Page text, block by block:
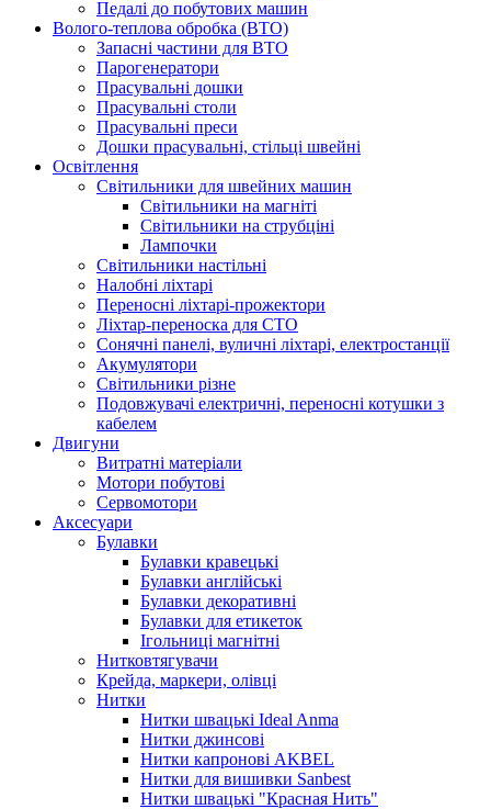
Педалі до побутових машин
Волого-теплова обробка (ВТО)
Запасні частини для ВТО
Парогенератори
Прасувальні дошки
Прасувальні столи
Прасувальні преси
Дошки прасувальні, стільці швейні
Освітлення
Світильники для швейних машин
Світильники на магніті
Світильники на струбціні
Лампочки
Світильники настільні
Налобні ліхтарі
Переносні ліхтарі-прожектори
Ліхтар-переноска для СТО
Сонячні панелі, вуличні ліхтарі, електростанції
Акумулятори
Світильники різне
Подовжувачі електричні, переносні котушки з
кабелем
Двигуни
Витратні матеріали
Мотори побутові
Сервомотори
Аксесуари
Булавки
Булавки кравецькі
Булавки англійські
Булавки декоративні
Булавки для етикеток
Ігольниці магнітні
Нитковтягувачи
Крейда, маркери, олівці
Нитки
Нитки швацькі Ideal Anma
Нитки джинсові
Нитки капронові AKBEL
Нитки для вишивки Sanbest
Нитки швацькі "Красная Нить"